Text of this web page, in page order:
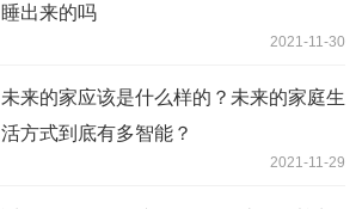
睡出来的吗
2021-11-30
未来的家应该是什么样的？未来的家庭生
活方式到底有多智能？
2021-11-29